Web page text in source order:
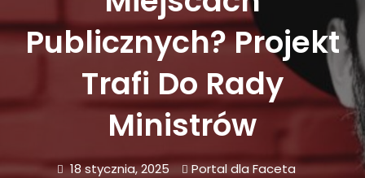
Publicznych? Projekt
Trafi Do Rady
Ministrów
18 stycznia, 2025 Portal dla Faceta